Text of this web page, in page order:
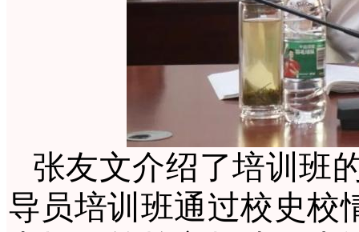
张友文介绍了培训班
导员培训班通过校史校